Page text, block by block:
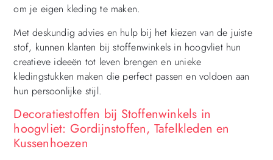
om je eigen kleding te maken.
Met deskundig advies en hulp bij het kiezen van de juiste
stof, kunnen klanten bij stoffenwinkels in hoogvliet hun
creatieve ideeën tot leven brengen en unieke
kledingstukken maken die perfect passen en voldoen aan
hun persoonlijke stijl.
Decoratiestoffen bij Stoffenwinkels in
hoogvliet: Gordijnstoffen, Tafelkleden en
Kussenhoezen